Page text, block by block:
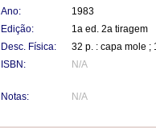
Ano:
1983
Edição:
1a ed. 2a tiragem
Desc. Física:
32 p. : capa mole ;
ISBN:
N/A
Notas: N/A